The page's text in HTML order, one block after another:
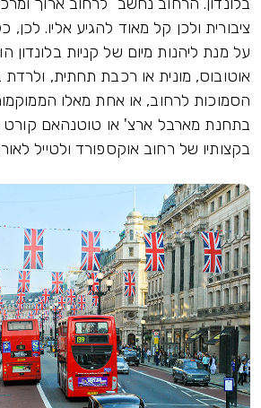
ציבורית ולכן קל מאוד להגיע אליו.
על מנת ליהנות מיום של קניות בלונדון
אוטובוס, מונית או רכבת תחתית,
הסמוכות לרחוב, או אחת מאלו
בתחנת מארבל ארצ' או טוטנהאם קורט
בקצותיו של רחוב אוקספורד ולטייל